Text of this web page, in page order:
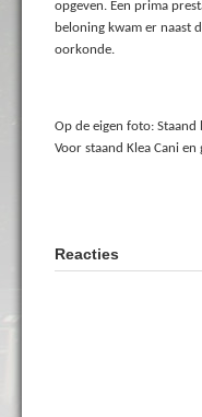
opgeven. Een prima
beloning kwam er naast
oorkonde.
Op de eigen foto: Staand
Voor staand Klea Cani
Reacties